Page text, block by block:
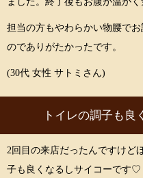
担当の方もやわらかい物腰で
のでありがたかったです。
(30代 女性 サトミさん)
トイレの調子も良
2回目の来店だったんですけど
子も良くなるしサイコーです♡